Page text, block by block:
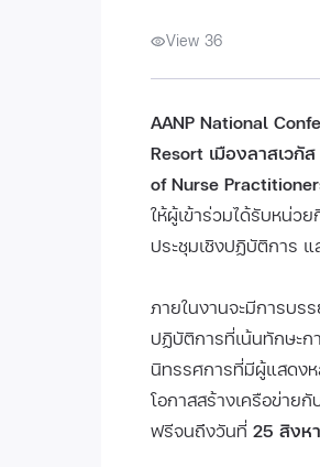
View 36
AANP National
Resort เมืองลาสเวกัส
of Nurse
ให้ผู้เข้าร่วมได้รับหน่ว
ประชุมเชิงปฏิบัติการ
ภายในงานจะมีการบร
ปฏิบัติการที่เน้นทักษะก
นิทรรศการที่มีผู้แสดง
โอกาสสร้างเครือข่าย
ฟรีจนถึงวันที่ 25 สิงห